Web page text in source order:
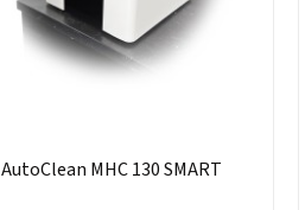
AutoClean MHC 130 SMART